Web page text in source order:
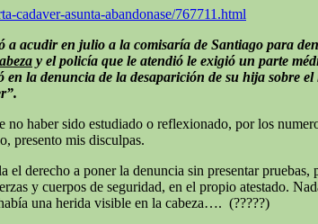
cadaver-asunta-abandonase/767711.html
a acudir en julio a la comisaría de Santiago para
y el policía que le atendió le exigió un parte
la denuncia de la desaparición de su hija sobre
haber sido estudiado o reflexionado, por los
presento mis disculpas.
derecho a poner la denuncia sin presentar
y cuerpos de seguridad, en el propio atestado.
una herida visible en la cabeza…. (?????)